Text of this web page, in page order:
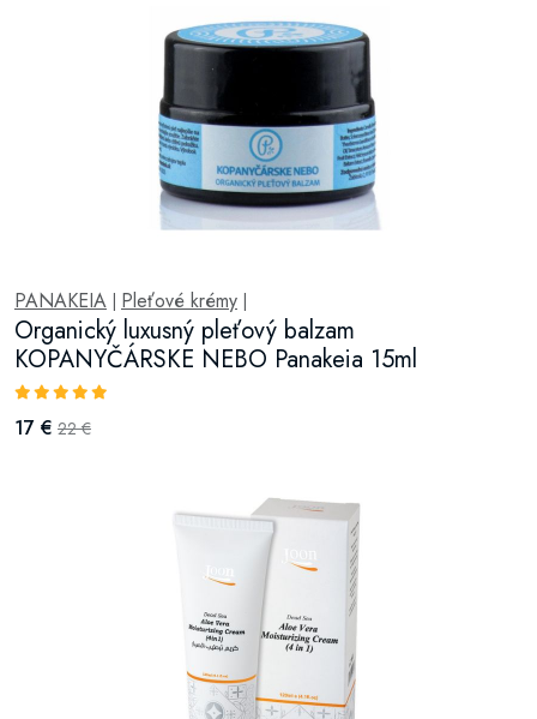
PANAKEIA | Pleťové krémy |
Organický luxusný pleťový balzam
KOPANYČÁRSKE NEBO Panakeia 15ml
17 € 22 €